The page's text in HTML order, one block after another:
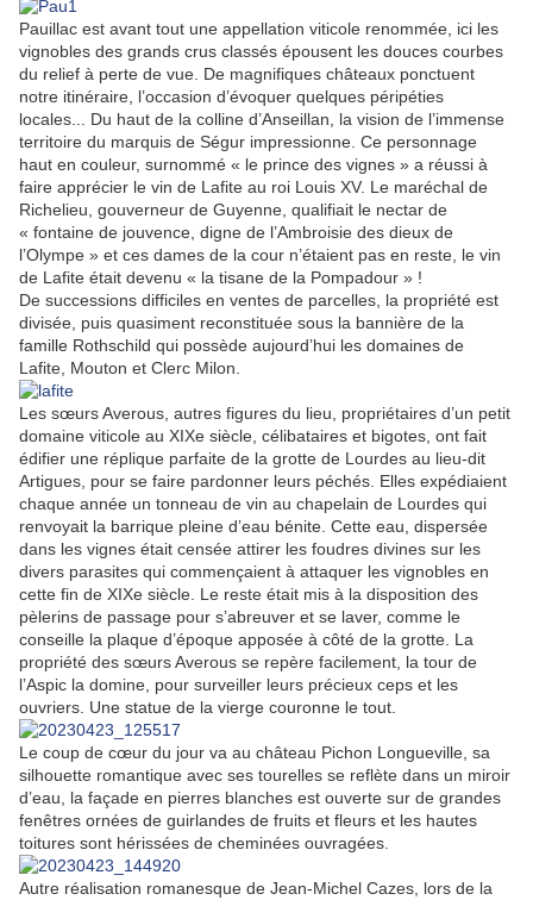
Pauillac est avant tout une appellation viticole renommée, ici les
vignobles des grands crus classés épousent les douces courbes
du relief à perte de vue. De magnifiques châteaux ponctuent
notre itinéraire, l’occasion d’évoquer quelques péripéties
locales... Du haut de la colline d’Anseillan, la vision de l’immense
territoire du marquis de Ségur impressionne. Ce personnage
haut en couleur, surnommé « le prince des vignes » a réussi à
faire apprécier le vin de Lafite au roi Louis XV. Le maréchal de
Richelieu, gouverneur de Guyenne, qualifiait le nectar de
« fontaine de jouvence, digne de l’Ambroisie des dieux de
l’Olympe » et ces dames de la cour n’étaient pas en reste, le vin
de Lafite était devenu « la tisane de la Pompadour » !
De successions difficiles en ventes de parcelles, la propriété est
divisée, puis quasiment reconstituée sous la bannière de la
famille Rothschild qui possède aujourd’hui les domaines de
Lafite, Mouton et Clerc Milon.
Les sœurs Averous, autres figures du lieu, propriétaires d’un petit
domaine viticole au XIXe siècle, célibataires et bigotes, ont fait
édifier une réplique parfaite de la grotte de Lourdes au lieu-dit
Artigues, pour se faire pardonner leurs péchés. Elles expédiaient
chaque année un tonneau de vin au chapelain de Lourdes qui
renvoyait la barrique pleine d’eau bénite. Cette eau, dispersée
dans les vignes était censée attirer les foudres divines sur les
divers parasites qui commençaient à attaquer les vignobles en
cette fin de XIXe siècle. Le reste était mis à la disposition des
pèlerins de passage pour s’abreuver et se laver, comme le
conseille la plaque d’époque apposée à côté de la grotte. La
propriété des sœurs Averous se repère facilement, la tour de
l’Aspic la domine, pour surveiller leurs précieux ceps et les
ouvriers. Une statue de la vierge couronne le tout.
Le coup de cœur du jour va au château Pichon Longueville, sa
silhouette romantique avec ses tourelles se reflète dans un miroir
d’eau, la façade en pierres blanches est ouverte sur de grandes
fenêtres ornées de guirlandes de fruits et fleurs et les hautes
toitures sont hérissées de cheminées ouvragées.
Autre réalisation romanesque de Jean-Michel Cazes, lors de la